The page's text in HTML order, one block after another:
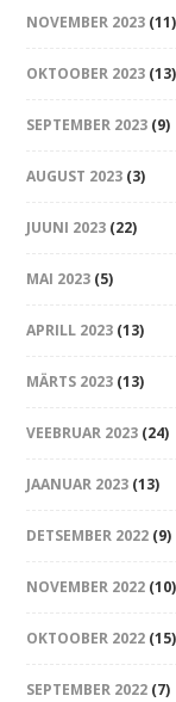
NOVEMBER 2023 (11)
OKTOOBER 2023 (13)
SEPTEMBER 2023 (9)
AUGUST 2023 (3)
JUUNI 2023 (22)
MAI 2023 (5)
APRILL 2023 (13)
MÄRTS 2023 (13)
VEEBRUAR 2023 (24)
JAANUAR 2023 (13)
DETSEMBER 2022 (9)
NOVEMBER 2022 (10)
OKTOOBER 2022 (15)
SEPTEMBER 2022 (7)